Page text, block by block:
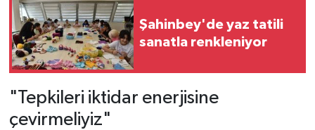
Şahinbey'de yaz tatili
sanatla renkleniyor
"Tepkileri iktidar enerjisine
çevirmeliyiz"